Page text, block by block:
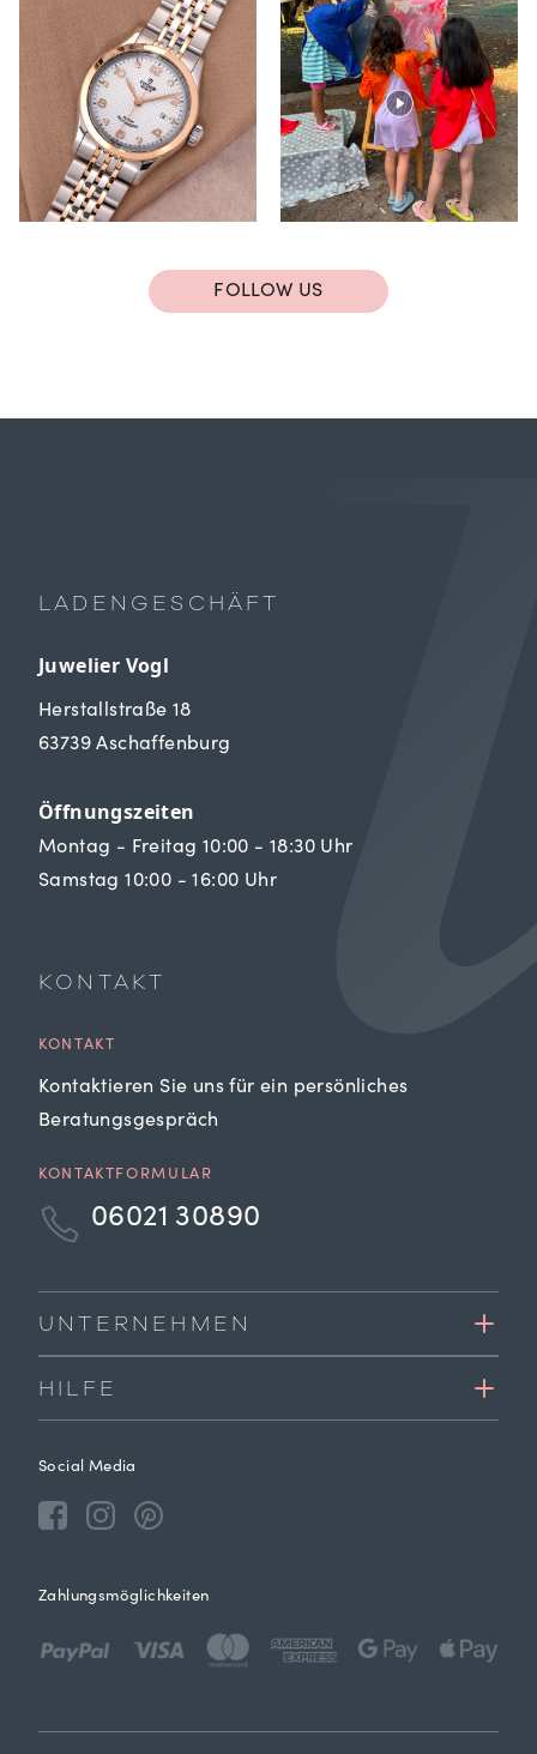
FOLLOW US
LADENGESCHÄFT
Juwelier Vogl
Herstallstraße 18
63739 Aschaffenburg
Öffnungszeiten
Montag - Freitag 10:00 - 18:30 Uhr
Samstag 10:00 - 16:00 Uhr
KONTAKT
KONTAKT
Kontaktieren Sie uns für ein persönliches
Beratungsgespräch
KONTAKTFORMULAR
06021 30890
UNTERNEHMEN
HILFE
Social Media
Zahlungsmöglichkeiten